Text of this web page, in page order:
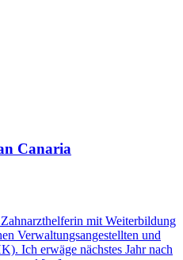
Canaria
mit Weiterbildung
Verwaltungsangestellten und
Ich erwäge nächstes Jahr nach